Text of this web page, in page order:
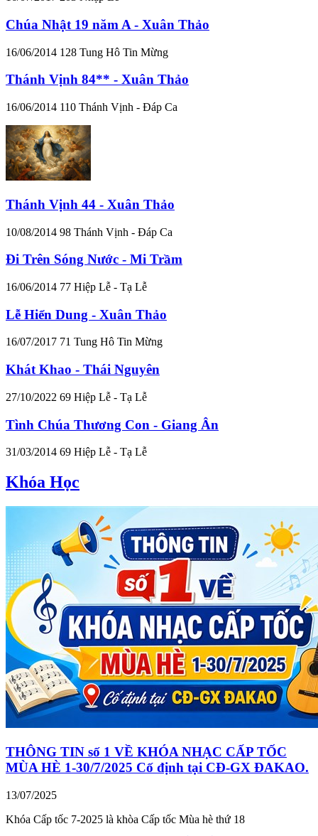
Chúa Nhật 19 năm A - Xuân Thảo
16/06/2014 128 Tung Hô Tin Mừng
Thánh Vịnh 84** - Xuân Thảo
16/06/2014 110 Thánh Vịnh - Đáp Ca
Thánh Vịnh 44 - Xuân Thảo
10/08/2014 98 Thánh Vịnh - Đáp Ca
Đi Trên Sóng Nước - Mi Trầm
16/06/2014 77 Hiệp Lễ - Tạ Lễ
Lễ Hiển Dung - Xuân Thảo
16/07/2017 71 Tung Hô Tin Mừng
Khát Khao - Thái Nguyên
27/10/2022 69 Hiệp Lễ - Tạ Lễ
Tình Chúa Thương Con - Giang Ân
31/03/2014 69 Hiệp Lễ - Tạ Lễ
Khóa Học
THÔNG TIN số 1 VỀ KHÓA NHẠC CẤP TỐC
MÙA HÈ 1-30/7/2025 Cố định tại CĐ-GX ĐAKAO.
13/07/2025
Khóa Cấp tốc 7-2025 là khòa Cấp tốc Mùa hè thứ 18